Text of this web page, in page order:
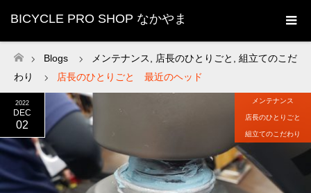
BICYCLE PRO SHOP なかやま
ホーム
Blogs メンテナンス 店長のひとりごと
組立てのこだ
わり
店長のひとりごと 最近のヘッド
2022
DEC
02
メンテナンス
店長のひとりごと
組立てのこだわり